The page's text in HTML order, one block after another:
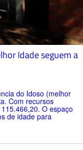
Idade seguem a
do Idoso (melhor
Com recursos
O espaço
de idade para